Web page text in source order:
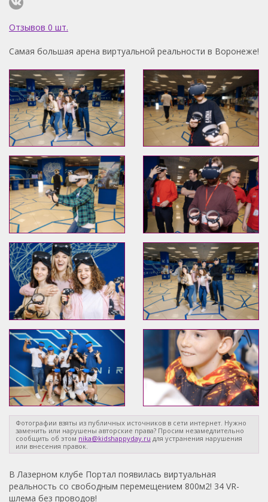
Отзывов 0 шт.
Самая большая арена виртуальной реальности в Воронеже!
Фотографии взяты из публичных источников в сети интернет. Нужно
заменить или нарушены авторские права? Просим незамедлительно
сообщить об этом nika@kidshappyday.ru для устранения нарушения
или внесения правок.
В Лазерном клубе Портал появилась виртуальная
реальность со свободным перемещением 800м2! 34 VR-
шлема без проводов!